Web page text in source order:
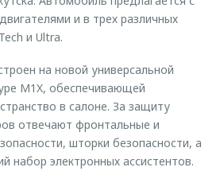
и в трех различных
и Ultra.
на новой универсальной
M1X, обеспечивающей
в салоне. За защиту
отвечают фронтальные и
шторки безопасности, а
набор электронных ассистентов.